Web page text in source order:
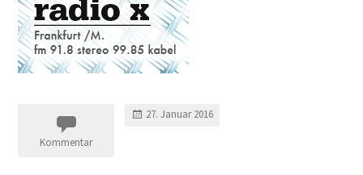
Kommentar
27. Januar 2016